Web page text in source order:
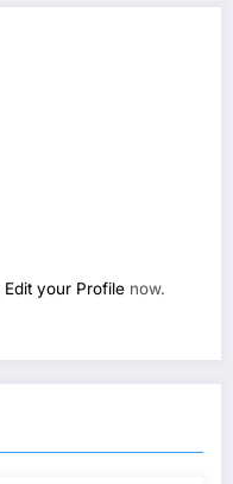
Edit your Profile now.